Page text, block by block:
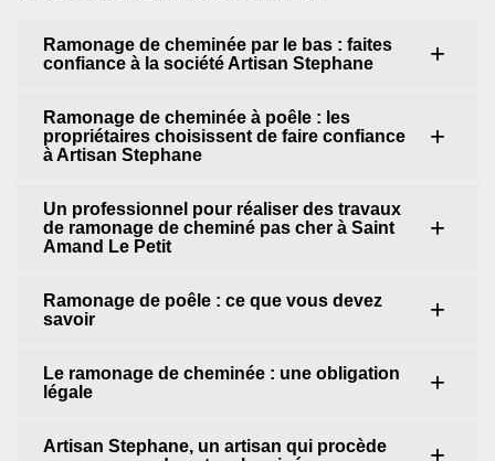
Ramonage de cheminée par le bas : faites
confiance à la société Artisan Stephane
Ramonage de cheminée à poêle : les
propriétaires choisissent de faire confiance
à Artisan Stephane
Un professionnel pour réaliser des travaux
de ramonage de cheminé pas cher à Saint
Amand Le Petit
Ramonage de poêle : ce que vous devez
savoir
Le ramonage de cheminée : une obligation
légale
Artisan Stephane, un artisan qui procède